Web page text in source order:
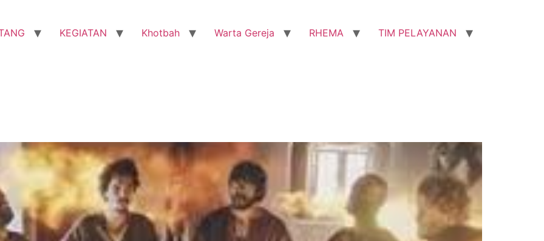
KEGIATAN Khotbah Warta Gereja RHEMA TIM PELAYANAN